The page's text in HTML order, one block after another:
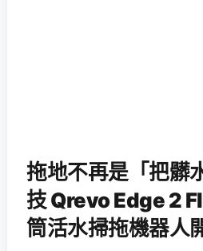
拖地不再是「把髒
技 Qrevo Edge 2
筒活水掃拖機器人